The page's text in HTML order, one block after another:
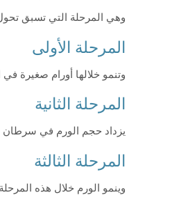
وهي المرحلة التي تسبق
المرحلة الأولى
وتنمو خلالها أورام صغيرة
المرحلة الثانية
يزداد حجم الورم في سرطان
المرحلة الثالثة
وينمو الورم خلال هذه